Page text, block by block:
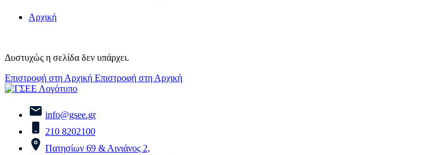
Αρχική
Δυστυχώς η σελίδα δεν υπάρχει.
Επιστροφή στη Αρχική Επιστροφή στη Αρχική
info@gsee.gr
210 8202100
Πατησίων 69 & Αινιάνος 2,